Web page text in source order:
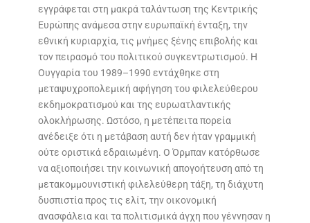
εγγράφεται στη μακρά ταλάντωση της Κεντρικής
Ευρώπης ανάμεσα στην ευρωπαϊκή ένταξη, την
εθνική κυριαρχία, τις μνήμες ξένης επιβολής και
τον πειρασμό του πολιτικού συγκεντρωτισμού. Η
Ουγγαρία του 1989–1990 εντάχθηκε στη
μεταψυχροπολεμική αφήγηση του φιλελεύθερου
εκδημοκρατισμού και της ευρωατλαντικής
ολοκλήρωσης. Ωστόσο, η μετέπειτα πορεία
ανέδειξε ότι η μετάβαση αυτή δεν ήταν γραμμική
ούτε οριστικά εδραιωμένη. Ο Όρμπαν κατόρθωσε
να αξιοποιήσει την κοινωνική απογοήτευση από τη
μετακομμουνιστική φιλελεύθερη τάξη, τη διάχυτη
δυσπιστία προς τις ελίτ, την οικονομική
ανασφάλεια και τα πολιτισμικά άγχη που γέννησαν η